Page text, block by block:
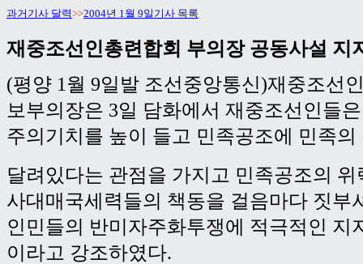
과거기사 달력>>2004년 1월 9일기사 목록
재중조선인총련합회 부의장 공동사설 지
(평양 1월 9일발 조선중앙통신)재중조선
보부의장은 3일 담화에서 재중조선인들
주의기치를 높이 들고 민족공조에 민족
달려있다는 관점을 가지고 민족공조의
사대매국세력들의 책동을 걸음마다 짓부
인민들의 반미자주화투쟁에 적극적인 지
이라고 강조하였다.